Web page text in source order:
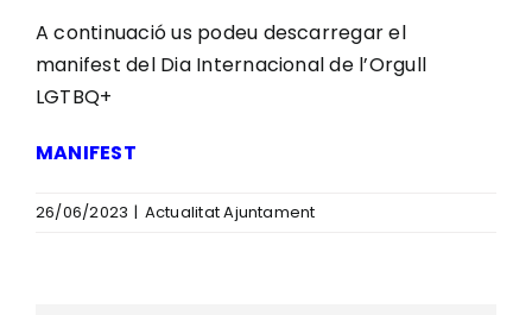
A continuació us podeu descarregar el
manifest del Dia Internacional de l’Orgull
LGTBQ+
MANIFEST
26/06/2023 | Actualitat Ajuntament